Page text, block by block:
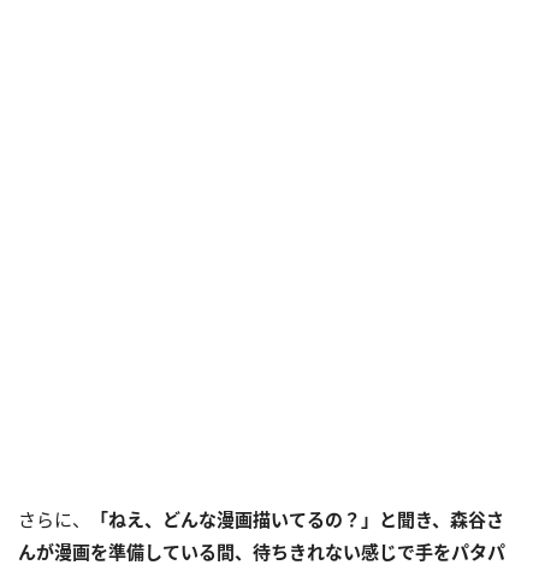
さらに、
「ねえ、どんな漫画描いてるの？」と聞き、森谷さ
んが漫画を準備している間、待ちきれない感じで手をパタパ